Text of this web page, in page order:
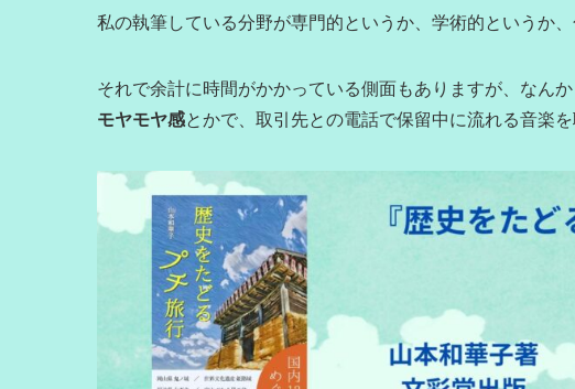
私の執筆している分野が専門的というか、学術的というか
それで余計に時間がかかっている側面もありますが、なんか
モヤモヤ感とかで、取引先との電話で保留中に流れる音楽